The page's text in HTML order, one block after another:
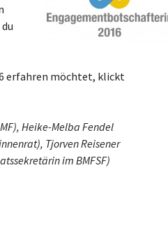
erfahren möchtet, klickt
Heike-Melba Fendel
Tjorven Reisener
im BMFSF)